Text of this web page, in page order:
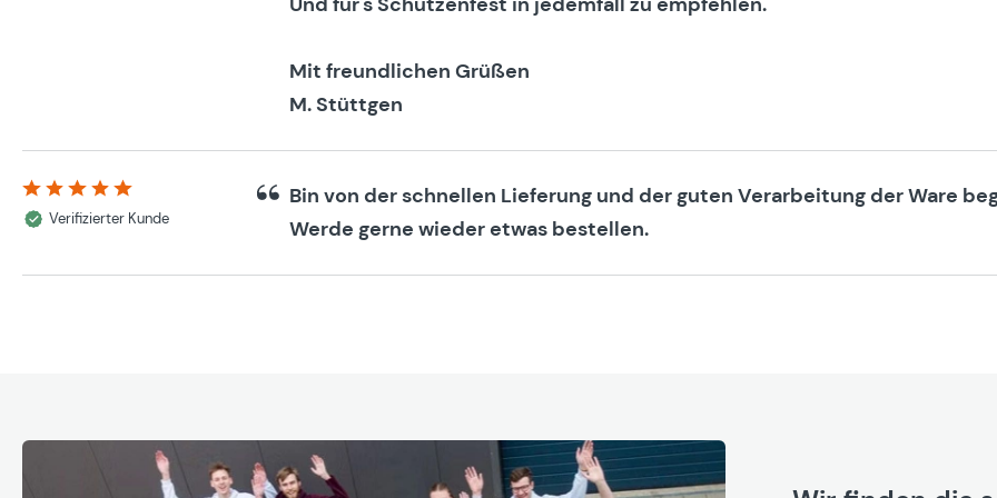
Mit freundlichen Grüßen
M. Stüttgen
Bewertung mit 5 von 5 Sternen
Verifizierter Kunde
Bin von der schnellen Lieferung und der guten Verarbeitung der Ware
Werde gerne wieder etwas bestellen.